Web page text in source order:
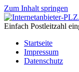
Zum Inhalt springen
Einfach Postleitzahl
Startseite
Impressum
Datenschutz